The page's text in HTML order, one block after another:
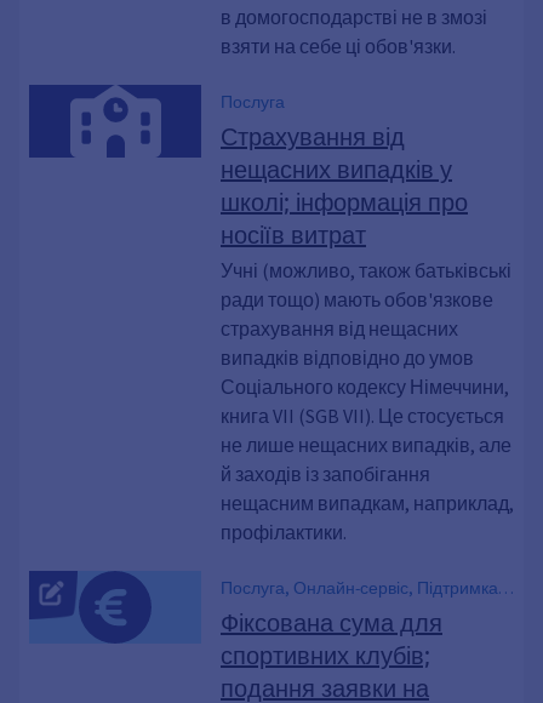
в домогосподарстві не в змозі
взяти на себе ці обов'язки.
Послуга
Страхування від
нещасних випадків у
школі; інформація про
носіїв витрат
Учні (можливо, також батьківські
ради тощо) мають обов'язкове
страхування від нещасних
випадків відповідно до умов
Соціального кодексу Німеччини,
книга VII (SGB VII). Це стосується
не лише нещасних випадків, але
й заходів із запобігання
нещасним випадкам, наприклад,
профілактики.
Послуга, Онлайн-сервіс, Підтримка
розвитку спорту, Фінансування
спортивної діяльності клубу,
підтримка спорту
Фіксована сума для
спортивних клубів;
подання заявки на